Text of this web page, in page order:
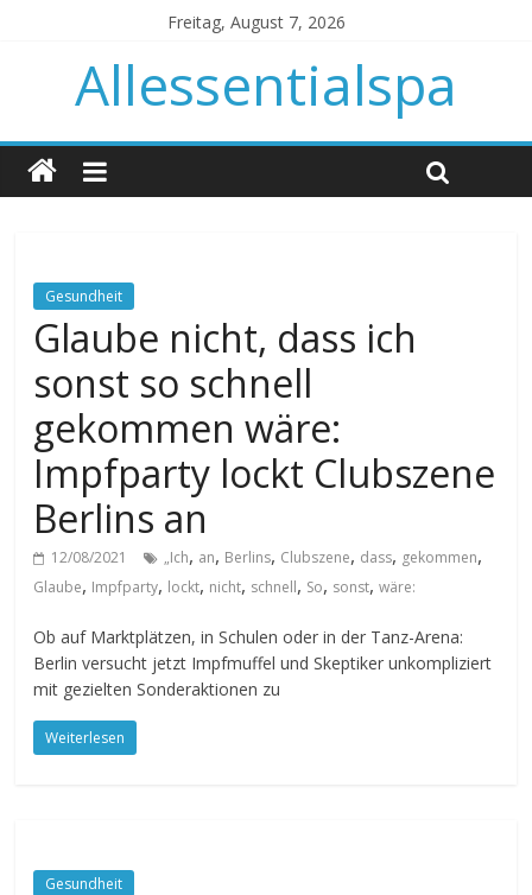
Freitag, August 7, 2026
Allessentialspa
Gesundheit
Glaube nicht, dass ich
sonst so schnell
gekommen wäre:
Impfparty lockt Clubszene
Berlins an
12/08/2021 „Ich, an, Berlins, Clubszene, dass, gekommen,
Glaube, Impfparty, lockt, nicht, schnell, So, sonst,wäre:
Ob auf Marktplätzen, in Schulen oder in der Tanz-Arena:
Berlin versucht jetzt Impfmuffel und Skeptiker unkompliziert
mit gezielten Sonderaktionen zu
Weiterlesen
Gesundheit